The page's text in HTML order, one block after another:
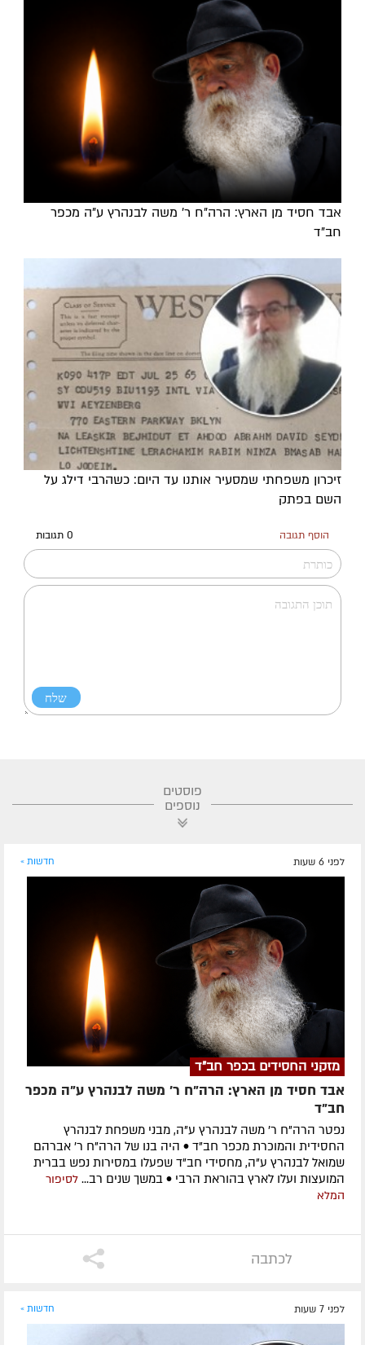
אבד חסיד מן הארץ: הרה"ח ר' משה לבנהרץ ע"ה מכפר
חב"ד
זיכרון משפחתי שמסעיר אותנו עד היום: כשהרבי דילג על
השם בפתק
הוסף תגובה 0 תגובות
פוסטים
נוספים
לפני 6 שעות חדשות »
מזקני החסידים בכפר חב"ד
אבד חסיד מן הארץ: הרה"ח ר' משה לבנהרץ ע"ה מכפר
חב"ד
נפטר הרה"ח ר' משה לבנהרץ ע"ה, מבני משפחת לבנהרץ
החסידית והמוכרת מכפר חב"ד • היה בנו של הרה"ח ר' אברהם
שמואל לבנהרץ ע"ה, מחסידי חב"ד שפעלו במסירות נפש בברית
המועצות ועלו לארץ בהוראת הרבי • במשך שנים רב... לסיפור
המלא
לכתבה
לפני 7 שעות חדשות »